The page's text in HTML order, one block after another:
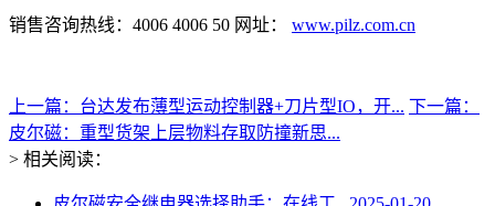
销售咨询热线：4006 4006 50 网址： www.pilz.com.cn
上一篇：台达发布薄型运动控制器+刀片型IO，开... 下一篇：
皮尔磁：重型货架上层物料存取防撞新思...
> 相关阅读：